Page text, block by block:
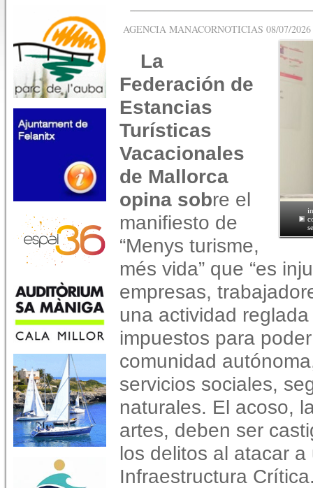
AGENCIA MANACORNOTICIAS 08/07/
La
Federación de
Estancias
Turísticas
Vacacionales
de Mallorca
opina sobre el
manifiesto de
“Menys turisme,
més vida” que “es
empresas,
una actividad
impuestos para
comunidad
servicios sociales,
naturales. El acoso,
artes, deben ser
los delitos al atacar
Infraestructura